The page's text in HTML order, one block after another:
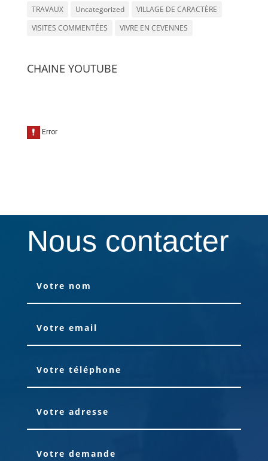
TRAVAUX Uncategorized
VILLAGE DE CARACTÈRE
VISITES COMMENTÉES
VIVRE EN CEVENNES
CHAINE YOUTUBE
Nous contacter